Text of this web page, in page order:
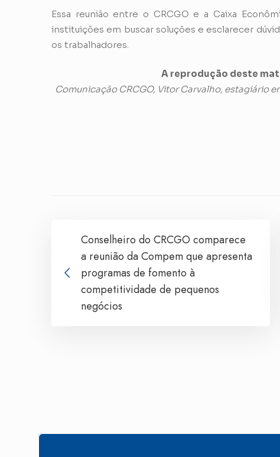
Essa reunião entre o CRCGO e a Caixa
instituições em buscar soluções e esclarecer
os trabalhadores.
A reprodução deste
Comunicação CRCGO, Vitor Carvalho, estagiário
Conselheiro do CRCGO comparece
a reunião da Compem que apresenta
programas de fomento à
competitividade de pequenos
negócios